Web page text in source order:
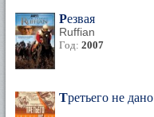
Резвая
Ruffian
Год: 2007
Третьего не дано